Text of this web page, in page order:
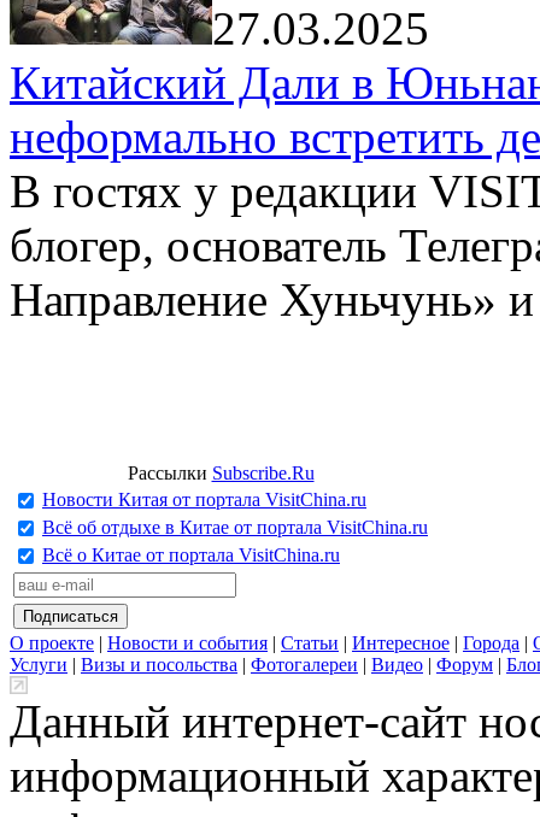
27.03.2025
Китайский Дали в
неформально встретить
В гостях у редакции
блогер, основатель
Направление Хуньчунь»
Рассылки Subscribe.Ru
Новости Китая от портала VisitChina.ru
Всё об отдыхе в Китае от портала VisitChina.ru
Всё о Китае от портала VisitChina.ru
О проекте | Новости и события | Статьи | Интересное | Города |
Услуги | Визы и посольства | Фотогалереи | Видео | Форум |
Данный интернет-сайт
информационный